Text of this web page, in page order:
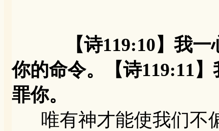
【诗119:10】我
你的命令。【诗119:11
罪你。
唯有神才能使我们不